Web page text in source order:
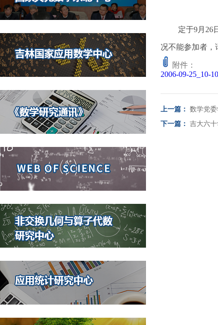
定于9月26
况不能参加者
附件：
2006-09-25_10-
上一篇： 数学党
下一篇： 吉大六